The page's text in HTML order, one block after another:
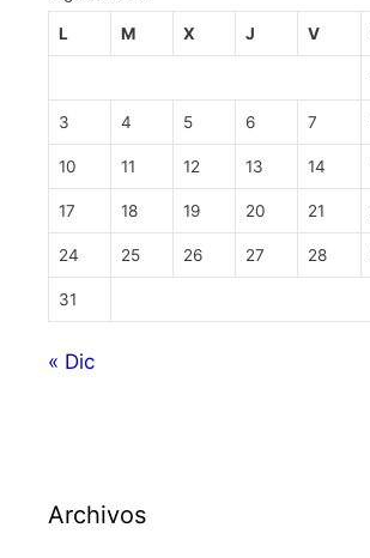
L M X J V
3 4 5 6 7
10 11 12 13 14
17 18 19 20 21
24 25 26 27 28
31
« Dic
Archivos